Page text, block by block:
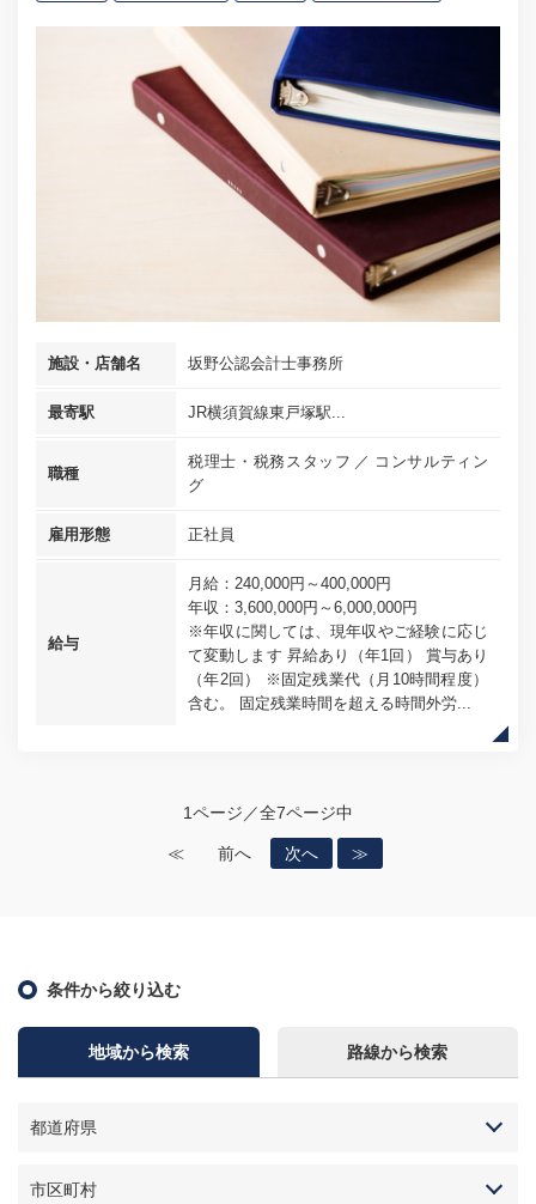
施設・店舗名 坂野公認会計士事務所
最寄駅 JR横須賀線東戸塚駅...
職種
税理士・税務スタッフ
コンサルティン
グ
雇用形態 正社員
給与
月給：240,000円～400,000円
年収：3,600,000円～6,000,000円
※年収に関しては、現年収やご経験に応じ
て変動します 昇給あり（年1回） 賞与あり
（年2回） ※固定残業代（月10時間程度）
含む。 固定残業時間を超える時間外労...
1ページ／全7ページ中
≪ 前へ 次へ ≫
条件から絞り込む
地域から検索 路線から検索
都道府県
市区町村